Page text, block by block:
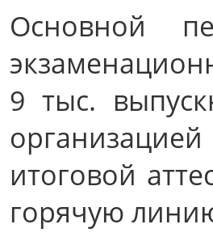
Основной
9 тыс.
итоговой
горячую